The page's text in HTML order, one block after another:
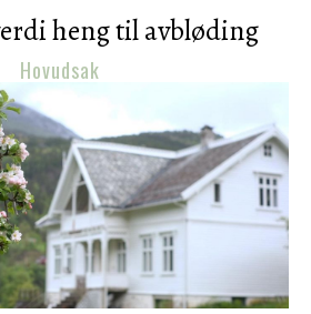
heng til avbløding
Hovudsak